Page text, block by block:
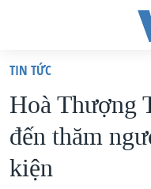
truy
cập
Tới
nội
VIỆT NAM
HOA KỲ
BIỂN ĐÔNG
TIN TỨC
Hoà Thượng
đến thăm
kiện